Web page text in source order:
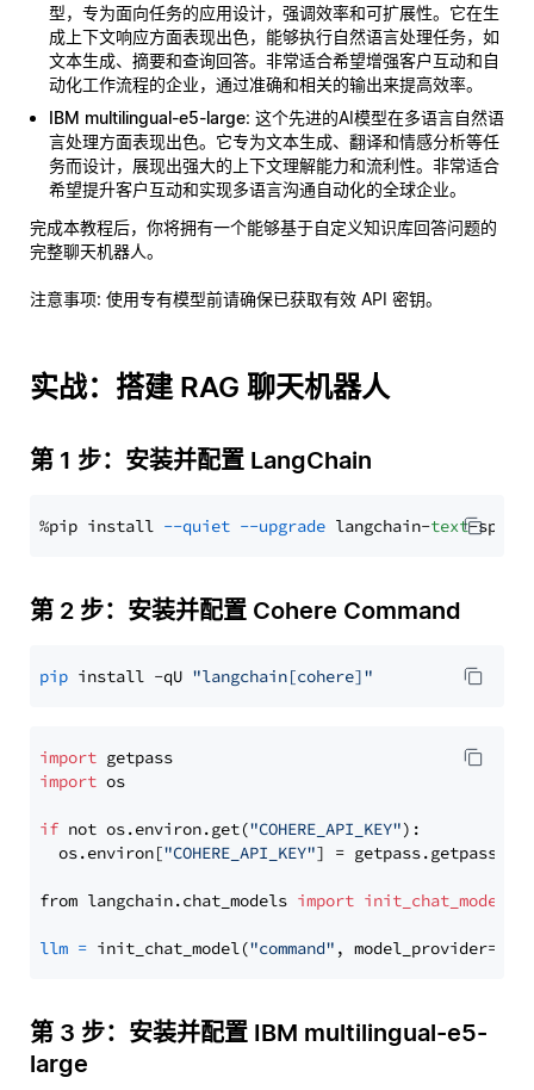
型，专为面向任务的应用设计，强调效率和可扩展性。它在生
成上下文响应方面表现出色，能够执行自然语言处理任务，如
文本生成、摘要和查询回答。非常适合希望增强客户互动和自
动化工作流程的企业，通过准确和相关的输出来提高效率。
IBM multilingual-e5-large: 这个先进的AI模型在多语言自然语
言处理方面表现出色。它专为文本生成、翻译和情感分析等任
务而设计，展现出强大的上下文理解能力和流利性。非常适合
希望提升客户互动和实现多语言沟通自动化的全球企业。
完成本教程后，你将拥有一个能够基于自定义知识库回答问题的
完整聊天机器人。
注意事项: 使用专有模型前请确保已获取有效 API 密钥。
实战：搭建 RAG 聊天机器人
第 1 步：安装并配置 LangChain
%pip install --quiet --upgrade langchain-text
第 2 步：安装并配置 Cohere Command
pip install -qU "langchain[cohere]"
import
import os
if not os.environ.get("COHERE_API_KEY"):
  os.environ[
"COHERE_API_KEY"] = getpass.getpass(
from langchain.chat_models import init_chat_model
llm = init_chat_model("command" , model_provider=
第 3 步：安装并配置 IBM multilingual-e5-
large